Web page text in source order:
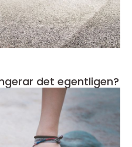
det egentligen?